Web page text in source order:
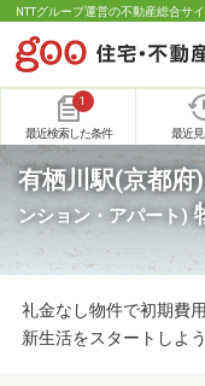
NTTグループ運営の不動産総合サ
1
最近検索した条件 最近
有栖川駅(京都府
ンション・アパート)
礼金なし物件で初期費
新生活をスタートしよう